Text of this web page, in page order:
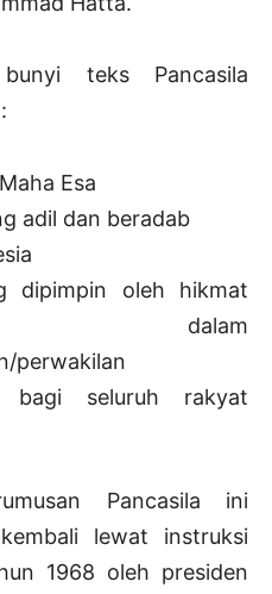
teks Pancasila
Esa
adil dan beradab
dipimpin oleh hikmat
dalam
perwakilan
bagi seluruh rakyat
Pancasila ini
lewat instruksi
1968 oleh presiden